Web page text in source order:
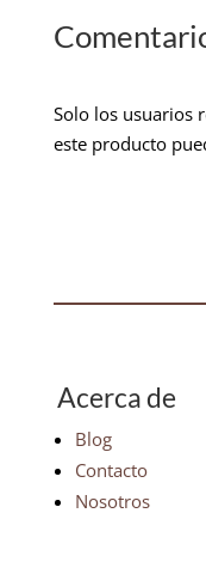
Solo los usuarios
este producto
Acerca de
Blog
Contacto
Nosotros